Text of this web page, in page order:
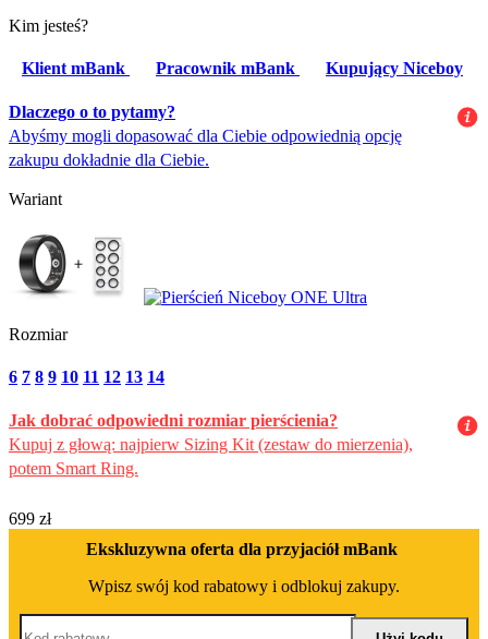
Kim jesteś?
Klient mBank Pracownik mBank Kupujący Niceboy
Dlaczego o to pytamy?
Abyśmy mogli dopasować dla Ciebie odpowiednią opcję
zakupu dokładnie dla Ciebie.
Wariant
Rozmiar
6 7 8 9 10 11 12 13 14
Jak dobrać odpowiedni rozmiar pierścienia?
Kupuj z głową: najpierw Sizing Kit (zestaw do mierzenia),
potem Smart Ring.
699 zł
Ekskluzywna oferta dla przyjaciół mBank
Wpisz swój kod rabatowy i odblokuj zakupy.